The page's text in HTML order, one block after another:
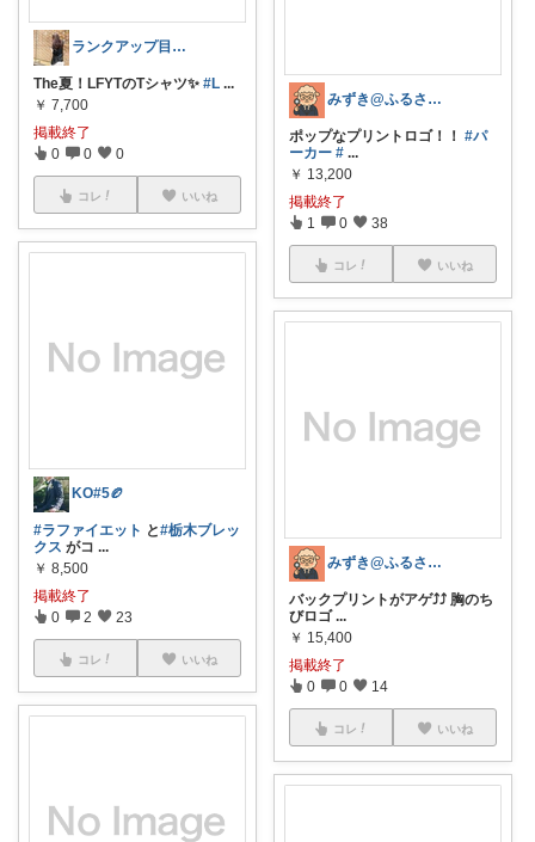
ランクアップ目指して今月頑張ります🔥
The夏！LFYTのTシャツ✨️ #L ...
￥ 7,700
掲載終了
0 0 0
コレ いいね
KO#5🏉
#ラファイエット と#栃木ブレッ
クス がコ ...
￥ 8,500
掲載終了
0 2 23
コレ いいね
みずき@ふるさと納税コスパ監査官
ポップなプリントロゴ！！ #パ
ーカー # ...
￥ 13,200
掲載終了
1 0 38
コレ いいね
みずき@ふるさと納税コスパ監査官
バックプリントがアゲ⤴︎⤴︎ 胸のち
びロゴ ...
￥ 15,400
掲載終了
0 0 14
コレ いいね